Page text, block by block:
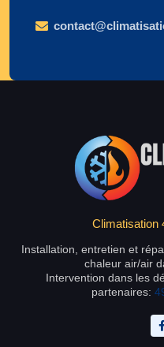
Climatisation
Installation, entretien et
chaleur air/air
Intervention dans les
partenaires: